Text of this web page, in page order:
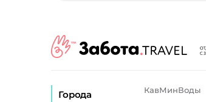
Города
КавМинВоды